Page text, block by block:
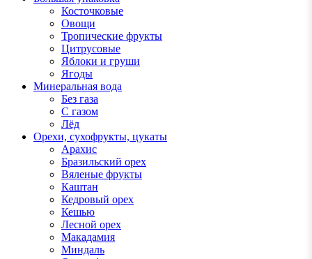
Косточковые
Овощи
Тропические фрукты
Цитрусовые
Яблоки и груши
Ягоды
Минеральная вода
Без газа
С газом
Лёд
Орехи, сухофрукты, цукаты
Арахис
Бразильский орех
Вяленые фрукты
Каштан
Кедровый орех
Кешью
Лесной орех
Макадамия
Миндаль